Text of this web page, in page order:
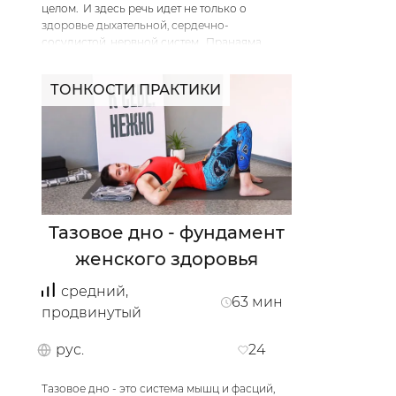
Мой кабинет /
целом. И здесь речь идет не только о
здоровье дыхательной, сердечно-
сосудистой, нервной систем. Пранаяма
работа с вниманием, концентрацией, это
знакомство с собой, да и вообще это
кайфово!
В данной практике мы будем готовить тело и
ум к простым пранаямам, дышать, отдыхать,
заряжаться энергией, восстанавливаться.
Подарите себе немного покоя и
медлительности!
ТОНКОСТИ ПРАКТИКИ
Тазовое дно - фундамент
женского здоровья
средний,
продвинутый
63 мин
24
рус.
Тазовое дно - это система мышц и фасций,